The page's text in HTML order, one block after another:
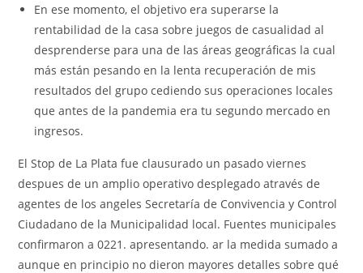
En ese momento, el objetivo era superarse la
rentabilidad de la casa sobre juegos de casualidad al
desprenderse para una de las áreas geográficas la cual
más están pesando en la lenta recuperación de mis
resultados del grupo cediendo sus operaciones locales
que antes de la pandemia era tu segundo mercado en
ingresos.
El Stop de La Plata fue clausurado un pasado viernes
despues de un amplio operativo desplegado através de
agentes de los angeles Secretaría de Convivencia y Control
Ciudadano de la Municipalidad local. Fuentes municipales
confirmaron a 0221. apresentando. ar la medida sumado a
aunque en principio no dieron mayores detalles sobre qué